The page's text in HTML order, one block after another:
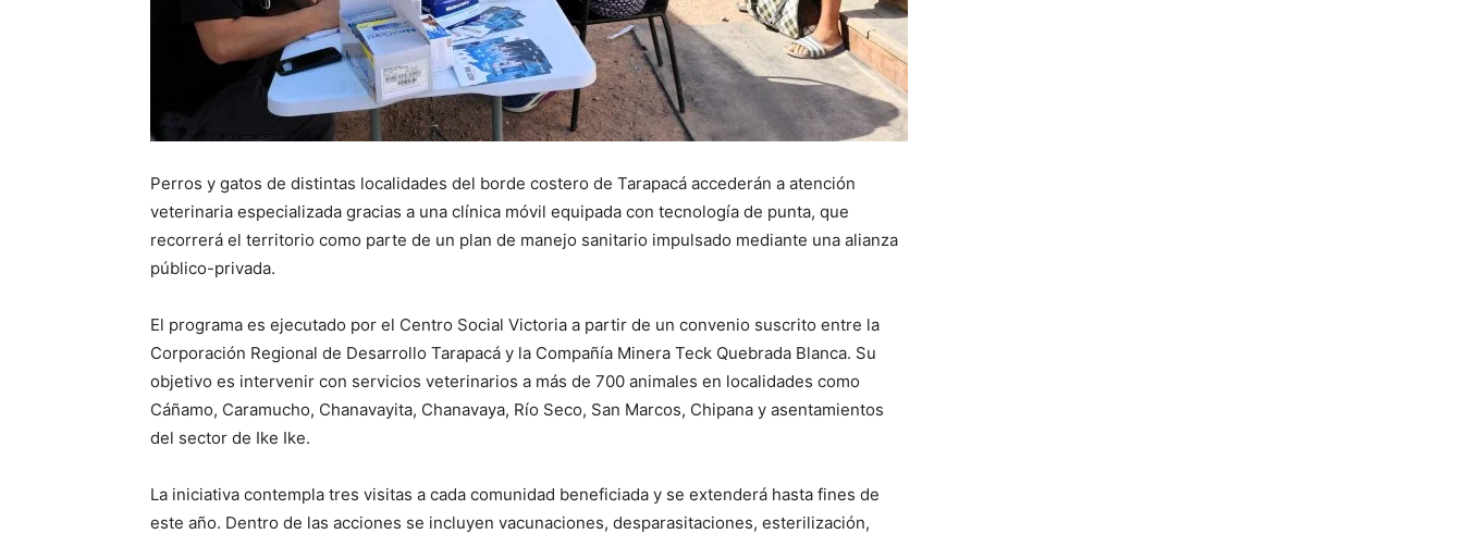
Perros y gatos de distintas localidades del borde costero de Tarapacá accederán a atención
veterinaria especializada gracias a una clínica móvil equipada con tecnología de punta, que
recorrerá el territorio como parte de un plan de manejo sanitario impulsado mediante una alianza
público-privada.
El programa es ejecutado por el Centro Social Victoria a partir de un convenio suscrito entre la
Corporación Regional de Desarrollo Tarapacá y la Compañía Minera Teck Quebrada Blanca. Su
objetivo es intervenir con servicios veterinarios a más de 700 animales en localidades como
Cáñamo, Caramucho, Chanavayita, Chanavaya, Río Seco, San Marcos, Chipana y asentamientos
del sector de Ike Ike.
La iniciativa contempla tres visitas a cada comunidad beneficiada y se extenderá hasta fines de
este año. Dentro de las acciones se incluyen vacunaciones, desparasitaciones, esterilización,